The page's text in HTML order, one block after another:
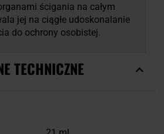
ścigania na całym
jej na ciągłe udoskonalanie
do ochrony osobistej.
TECHNICZNE